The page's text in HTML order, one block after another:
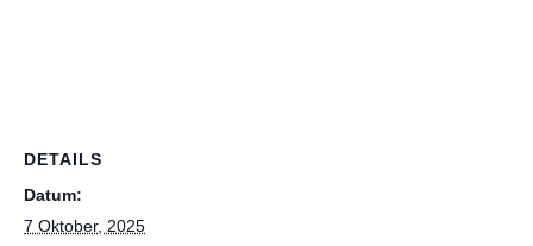
DETAILS
Datum:
7 Oktober, 2025